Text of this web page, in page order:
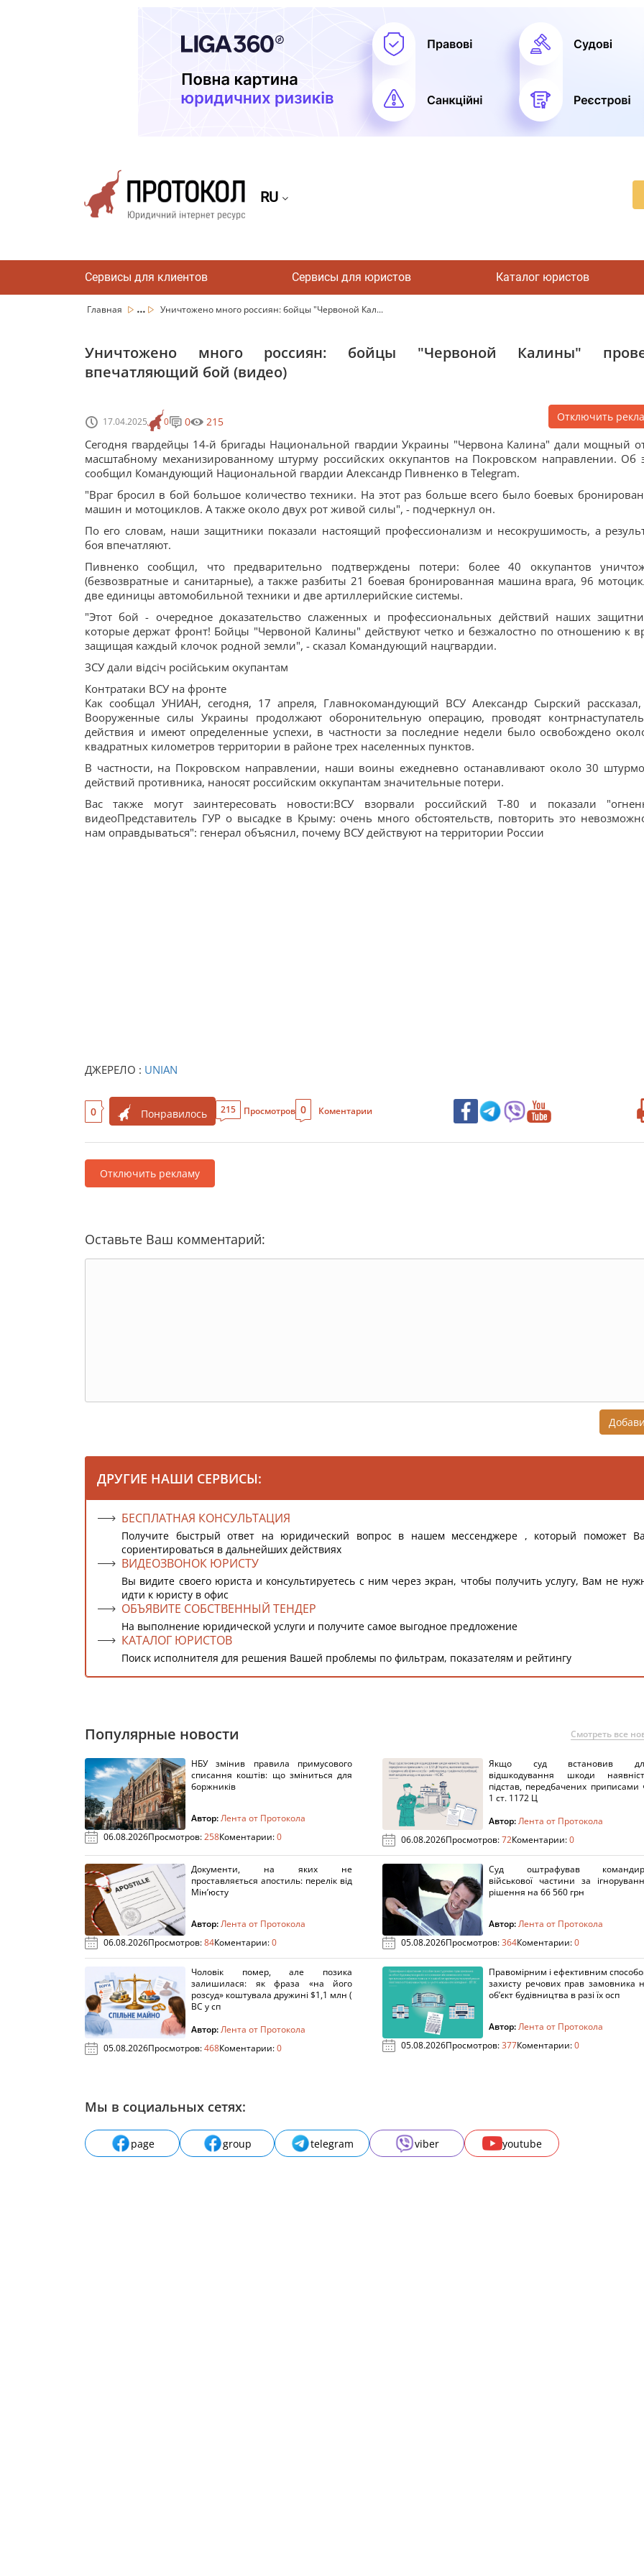
RU
Сервисы для клиентов Сервисы для юристов Каталог юристов
Главная ... Уничтожено много россиян: бойцы "Червоной Кал...
Уничтожено много россиян: бойцы "Червоной Калины"
впечатляющий бой (видео)
17.04.2025 0 0 215 Отключить
Сегодня гвардейцы 14-й бригады Национальной гвардии Украины "Червона Калина" дали мощный
масштабному механизированному штурму российских оккупантов на Покровском направлении. Об
сообщил Командующий Национальной гвардии Александр Пивненко в Telegram.
"Враг бросил в бой большое количество техники. На этот раз больше всего было боевых
машин и мотоциклов. А также около двух рот живой силы", - подчеркнул он.
По его словам, наши защитники показали настоящий профессионализм и несокрушимость, а
боя впечатляют.
Пивненко сообщил, что предварительно подтверждены потери: более 40 оккупантов
(безвозвратные и санитарные), а также разбиты 21 боевая бронированная машина врага, 96
две единицы автомобильной техники и две артиллерийские системы.
"Этот бой - очередное доказательство слаженных и профессиональных действий наших
которые держат фронт! Бойцы "Червоной Калины" действуют четко и безжалостно по отношению к
защищая каждый клочок родной земли", - сказал Командующий нацгвардии.
ЗСУ дали відсіч російським окупантам
Контратаки ВСУ на фронте
Как сообщал УНИАН, сегодня, 17 апреля, Главнокомандующий ВСУ Александр Сырский
Вооруженные силы Украины продолжают оборонительную операцию, проводят
действия и имеют определенные успехи, в частности за последние недели было освобождено
квадратных километров территории в районе трех населенных пунктов.
В частности, на Покровском направлении, наши воины ежедневно останавливают около 30
действий противника, наносят российским оккупантам значительные потери.
Вас также могут заинтересовать новости:ВСУ взорвали российский Т-80 и показали
видеоПредставитель ГУР о высадке в Крыму: очень много обстоятельств, повторить это
нам оправдываться": генерал объяснил, почему ВСУ действуют на территории России
ДЖЕРЕЛО : UNIAN
0 Понравилось 215 Просмотров 0 Коментарии
Отключить рекламу
Оставьте Ваш комментарий:
ДРУГИЕ НАШИ СЕРВИСЫ:
БЕСПЛАТНАЯ КОНСУЛЬТАЦИЯ
Получите быстрый ответ на юридический вопрос в нашем мессенджере , который поможет
сориентироваться в дальнейших действиях
ВИДЕОЗВОНОК ЮРИСТУ
Вы видите своего юриста и консультируетесь с ним через экран, чтобы получить услугу, Вам не
идти к юристу в офис
ОБЪЯВИТЕ СОБСТВЕННЫЙ ТЕНДЕР
На выполнение юридической услуги и получите самое выгодное предложение
КАТАЛОГ ЮРИСТОВ
Поиск исполнителя для решения Вашей проблемы по фильтрам, показателям и рейтингу
Популярные новости Смотреть все
НБУ змінив правила примусового
списання коштів: що зміниться для
боржників
Автор:Лента от Протокола
06.08.2026Просмотров:258Коментарии:0
Якщо суд встановив
відшкодування шкоди
підстав, передбачених приписами
1 ст. 1172 Ц
Автор:Лента от Протокола
06.08.2026Просмотров:72Коментарии:0
Документи, на яких не
проставляється апостиль: перелік від
Мін’юсту
Автор:Лента от Протокола
06.08.2026Просмотров:84Коментарии:0
Суд оштрафував
військової частини за
рішення на 66 560 грн
Автор:Лента от Протокола
05.08.2026Просмотров:364Коментарии:0
Чоловік помер, але позика
залишилася: як фраза «на його
розсуд» коштувала дружині $1,1 млн (
ВС у сп
Автор:Лента от Протокола
05.08.2026Просмотров:468Коментарии:0
Правомірним і ефективним
захисту речових прав замовника
об’єкт будівництва в разі їх осп
Автор:Лента от Протокола
05.08.2026Просмотров:377Коментарии:0
Мы в социальных сетях:
page group telegram viber youtube